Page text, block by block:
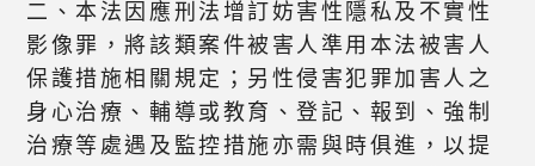
二、本法因應刑法增訂妨害性隱私及不實性
影像罪，將該類案件被害人準用本法被害人
保護措施相關規定；另性侵害犯罪加害人之
身心治療、輔導或教育、登記、報到、強制
治療等處遇及監控措施亦需與時俱進，以提